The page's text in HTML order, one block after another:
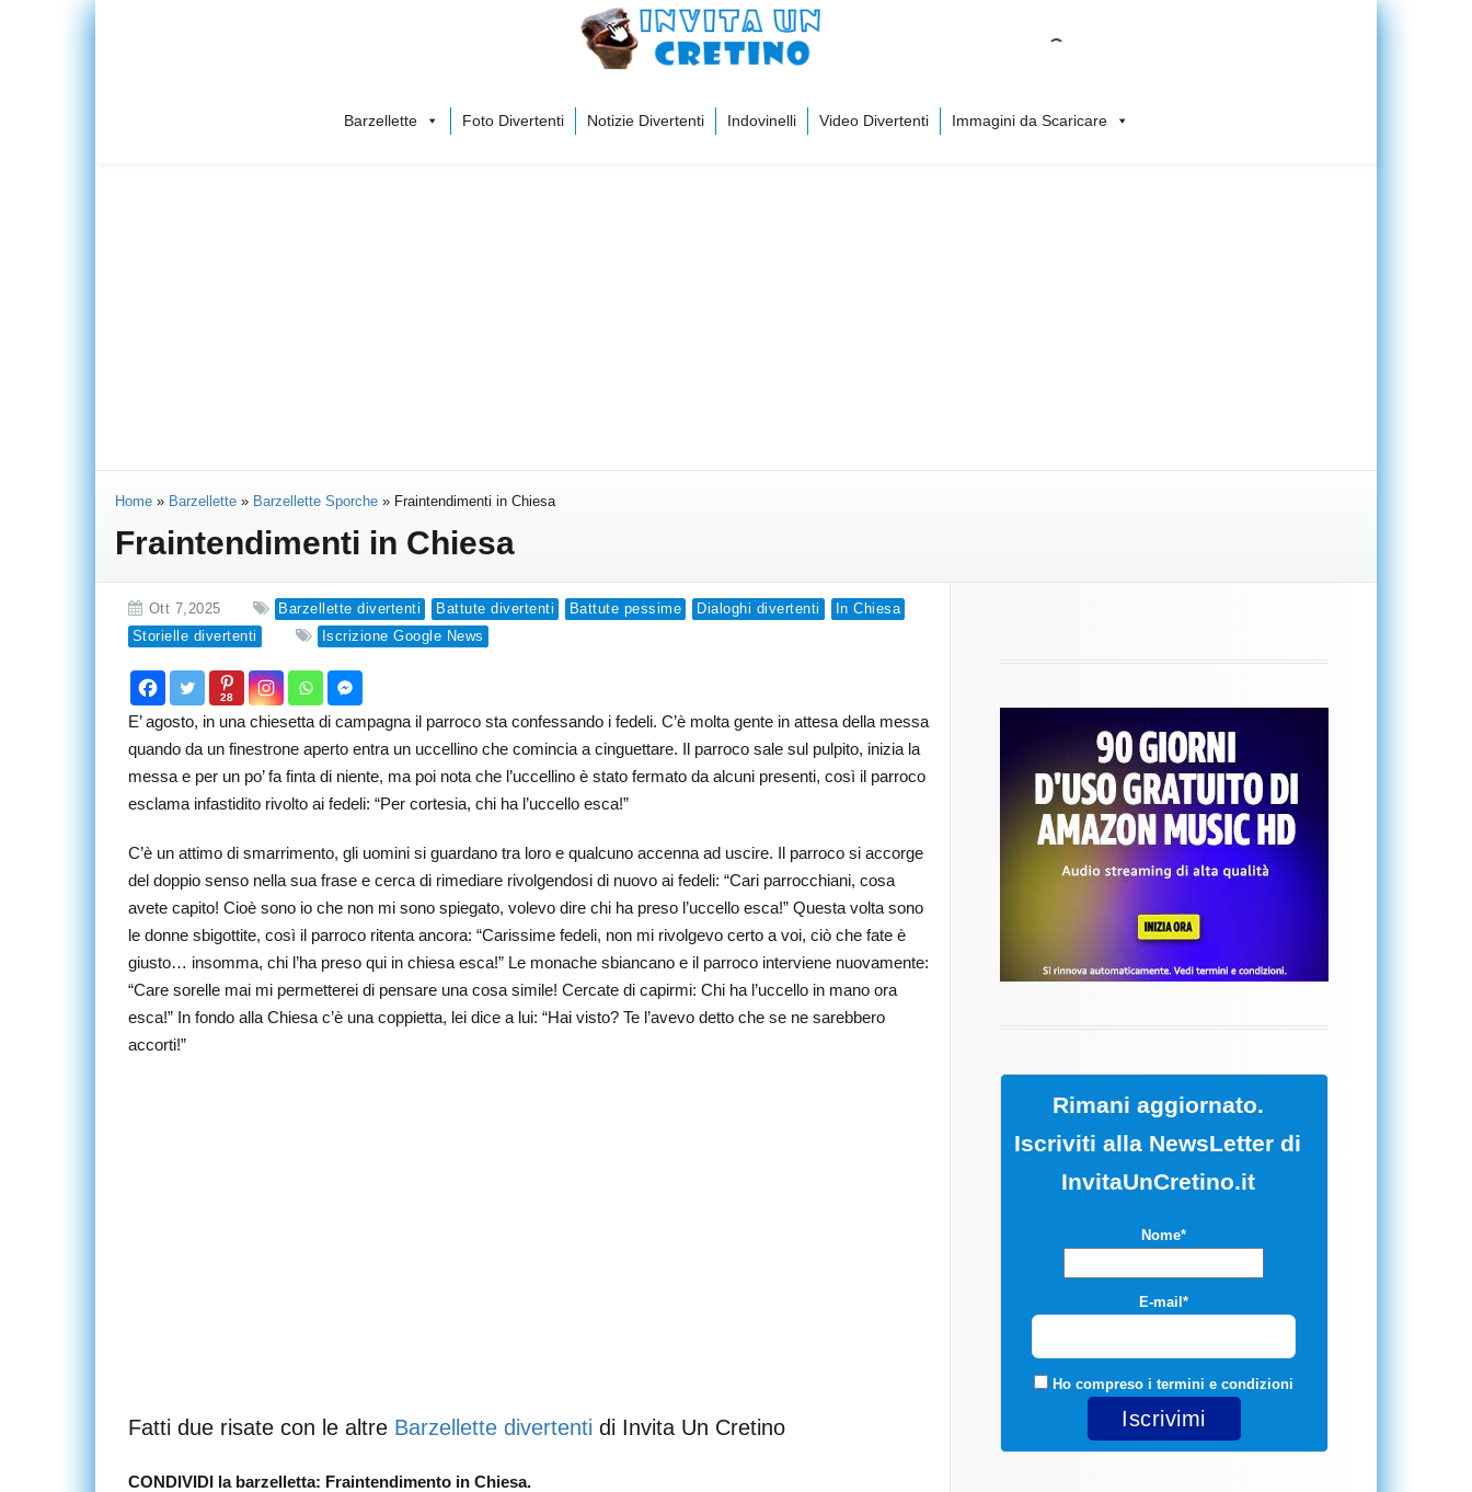
Barzellette Foto Divertenti Notizie Divertenti Indovinelli Video Divertenti Immagini da Scaricare
Home » Barzellette » Barzellette Sporche » Fraintendimenti in Chiesa
Fraintendimenti in Chiesa
Ott 7,2025 Barzellette divertenti Battute divertenti Battute pessime Dialoghi divertenti
In Chiesa
Storielle divertenti
Iscrizione Google News
28
E’ agosto, in una chiesetta di campagna il parroco sta confessando i fedeli. C’è molta gente in attesa della messa
quando da un finestrone aperto entra un uccellino che comincia a cinguettare. Il parroco sale sul pulpito, inizia la
messa e per un po’ fa finta di niente, ma poi nota che l’uccellino è stato fermato da alcuni presenti, così il parroco
esclama infastidito rivolto ai fedeli: “Per cortesia, chi ha l’uccello esca!”
C’è un attimo di smarrimento, gli uomini si guardano tra loro e qualcuno accenna ad uscire. Il parroco si accorge
del doppio senso nella sua frase e cerca di rimediare rivolgendosi di nuovo ai fedeli: “Cari parrocchiani, cosa
avete capito! Cioè sono io che non mi sono spiegato, volevo dire chi ha preso l’uccello esca!” Questa volta sono
le donne sbigottite, così il parroco ritenta ancora: “Carissime fedeli, non mi rivolgevo certo a voi, ciò che fate è
giusto… insomma, chi l’ha preso qui in chiesa esca!” Le monache sbiancano e il parroco interviene nuovamente:
“Care sorelle mai mi permetterei di pensare una cosa simile! Cercate di capirmi: Chi ha l’uccello in mano ora
esca!” In fondo alla Chiesa c’è una coppietta, lei dice a lui: “Hai visto? Te l’avevo detto che se ne sarebbero
accorti!”
Fatti due risate con le altre Barzellette divertenti di Invita Un Cretino
CONDIVIDI la barzelletta: Fraintendimento in Chiesa.
Rimani aggiornato.
Iscriviti alla NewsLetter di
InvitaUnCretino.it
Nome*
E-mail*
Ho compreso i termini e condizioni